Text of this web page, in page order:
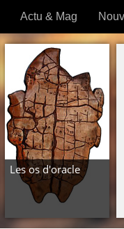
Actu & Mag
Magazine
Articles intemporels
Les os d'oracle